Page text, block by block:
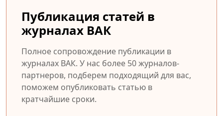
Публикация статей в
журналах ВАК
Полное сопровождение публикации в
журналах ВАК. У нас более 50 журналов-
партнеров, подберем подходящий для вас,
поможем опубликовать статью в
кратчайшие сроки.